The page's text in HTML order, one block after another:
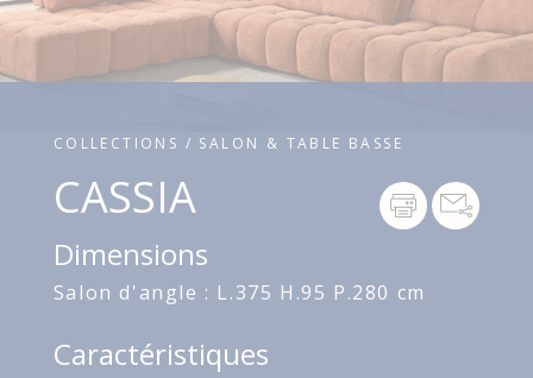
COLLECTIONS / SALON & TABLE BASSE
CASSIA
Dimensions
Salon d'angle : L.375 H.95 P.280 cm
Caractéristiques